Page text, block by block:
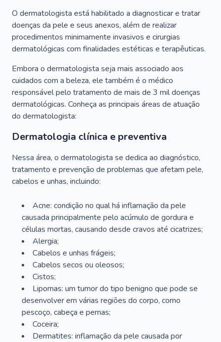
O dermatologista está habilitado a diagnosticar e tratar
doenças da pele e seus anexos, além de realizar
procedimentos minimamente invasivos e cirurgias
dermatológicas com finalidades estéticas e terapêuticas.
Embora o dermatologista seja mais associado aos
cuidados com a beleza, ele também é o médico
responsável pelo tratamento de mais de 3 mil doenças
dermatológicas. Conheça as principais áreas de atuação
do dermatologista:
Dermatologia clínica e preventiva
Nessa área, o dermatologista se dedica ao diagnóstico,
tratamento e prevenção de problemas que afetam pele,
cabelos e unhas, incluindo:
Acne: condição no qual há inflamação da pele
causada principalmente pelo acúmulo de gordura e
células mortas, causando desde cravos até cicatrizes;
Alergia;
Cabelos e unhas frágeis;
Cabelos secos ou oleosos;
Cistos;
Lipomas: um tumor do tipo benigno que pode se
desenvolver em várias regiões do corpo, como
pescoço, cabeça e pernas;
Coceira;
Dermatites: inflamação da pele causada por